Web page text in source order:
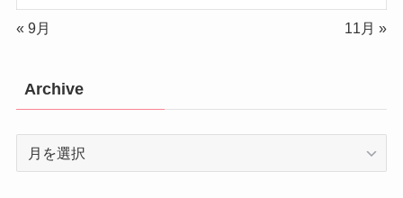
« 9月 11月 »
Archive
Archive